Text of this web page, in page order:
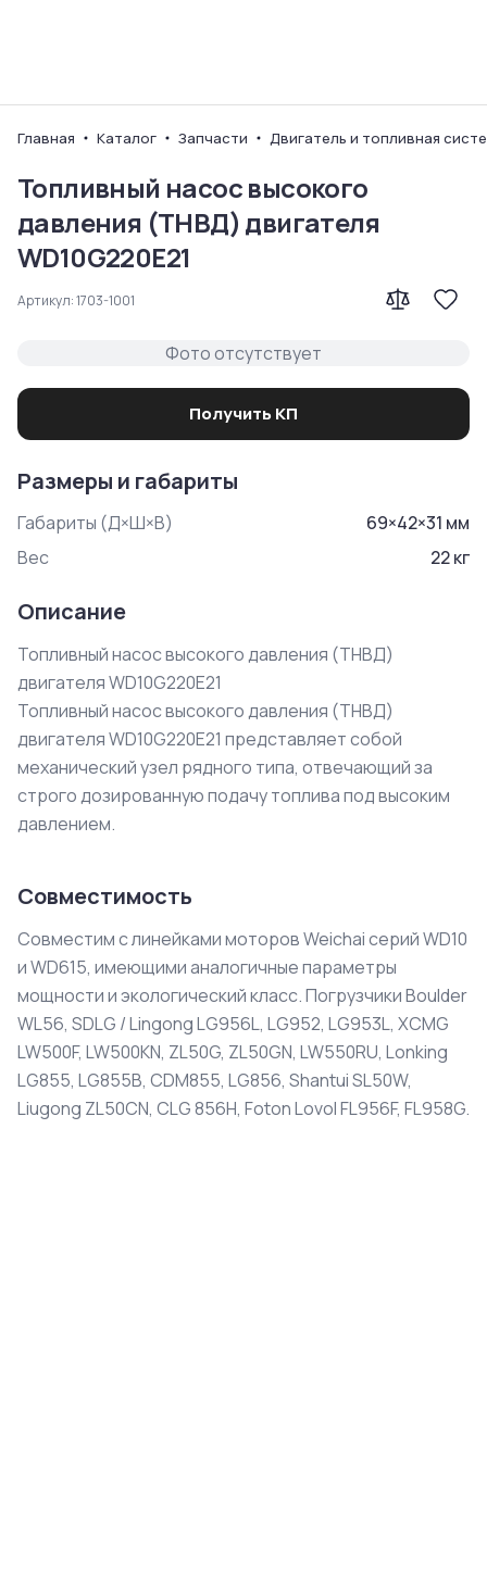
Главная Каталог Запчасти Двигатель и топливная
Топливный насос высокого
давления (ТНВД) двигателя
WD10G220E21
Артикул:1703-1001
Фото отсутствует
Получить КП
Размеры и габариты
Габариты (Д×Ш×В) 69×42×31 мм
Вес
22кг
Описание
Топливный насос высокого давления (ТНВД)
двигателя WD10G220E21
Топливный насос высокого давления (ТНВД)
двигателя WD10G220E21 представляет собой
механический узел рядного типа, отвечающий за
строго дозированную подачу топлива под высоким
давлением.
Совместимость
Совместим с линейками моторов Weichai серий WD10
и WD615, имеющими аналогичные параметры
мощности и экологический класс. Погрузчики Boulder
WL56, SDLG / Lingong LG956L, LG952, LG953L, XCMG
LW500F, LW500KN, ZL50G, ZL50GN, LW550RU, Lonking
LG855, LG855B, CDM855, LG856, Shantui SL50W,
Liugong ZL50CN, CLG 856H, Foton Lovol FL956F, FL958G.